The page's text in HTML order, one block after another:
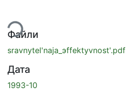
Файли
sravnytel'naja_эffektyvnost'.pdf
Дата
1993-10